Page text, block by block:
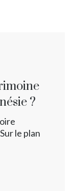
?
le plan